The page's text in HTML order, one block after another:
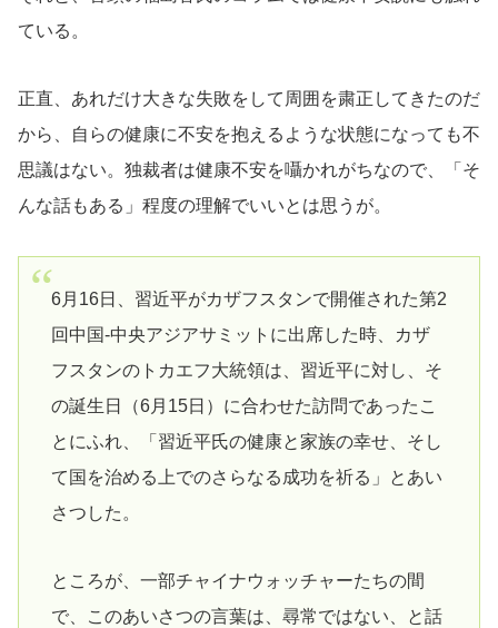
ている。
正直、あれだけ大きな失敗をして周囲を粛正してきたのだ
から、自らの健康に不安を抱えるような状態になっても不
思議はない。独裁者は健康不安を囁かれがちなので、「そ
んな話もある」程度の理解でいいとは思うが。
6月16日、習近平がカザフスタンで開催された第2
回中国-中央アジアサミットに出席した時、カザ
フスタンのトカエフ大統領は、習近平に対し、そ
の誕生日（6月15日）に合わせた訪問であったこ
とにふれ、「習近平氏の健康と家族の幸せ、そし
て国を治める上でのさらなる成功を祈る」とあい
さつした。
ところが、一部チャイナウォッチャーたちの間
で、このあいさつの言葉は、尋常ではない、と話